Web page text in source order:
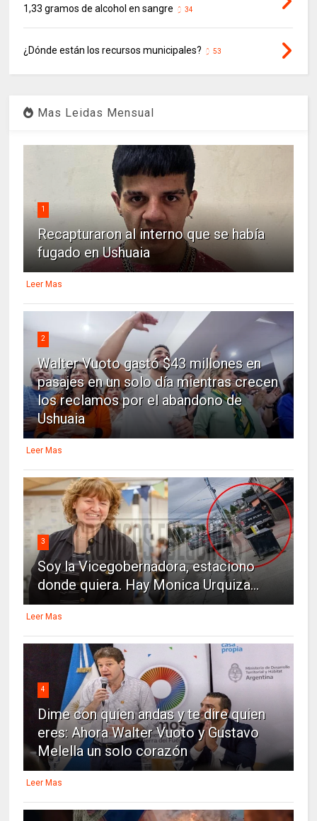
1,33 gramos de alcohol en sangre
34
¿Dónde están los recursos municipales? 53
Mas Leidas Mensual
1
Recapturaron al interno que se había
fugado en Ushuaia
Leer Mas
2
Walter Vuoto gastó $43 millones en
pasajes en un solo día mientras crecen
los reclamos por el abandono de
Ushuaia
Leer Mas
3
Soy la Vicegobernadora, estaciono
donde quiera. Hay Monica Urquiza...
Leer Mas
4
Dime con quien andas y te dire quien
eres: Ahora Walter Vuoto y Gustavo
Melella un solo corazón
Leer Mas